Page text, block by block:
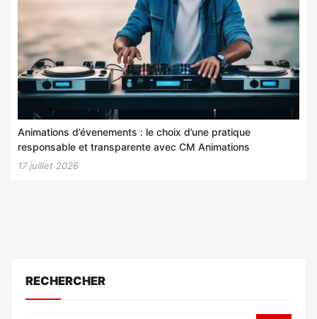
Animations d’évenements : le choix d’une pratique
responsable et transparente avec CM Animations
17 juillet 2026
RECHERCHER